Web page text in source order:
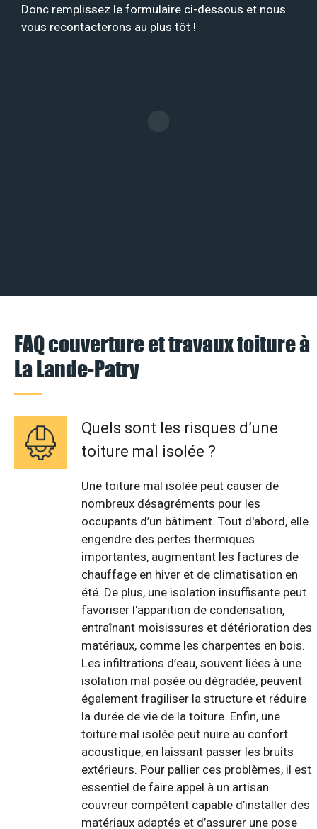
Donc remplissez le formulaire ci-dessous et nous
vous recontacterons au plus tôt !
FAQ couverture et travaux toiture à
La Lande-Patry
Quels sont les risques d’une
toiture mal isolée ?
Une toiture mal isolée peut causer de
nombreux désagréments pour les
occupants d’un bâtiment. Tout d'abord, elle
engendre des pertes thermiques
importantes, augmentant les factures de
chauffage en hiver et de climatisation en
été. De plus, une isolation insuffisante peut
favoriser l'apparition de condensation,
entraînant moisissures et détérioration des
matériaux, comme les charpentes en bois.
Les infiltrations d’eau, souvent liées à une
isolation mal posée ou dégradée, peuvent
également fragiliser la structure et réduire
la durée de vie de la toiture. Enfin, une
toiture mal isolée peut nuire au confort
acoustique, en laissant passer les bruits
extérieurs. Pour pallier ces problèmes, il est
essentiel de faire appel à un artisan
couvreur compétent capable d’installer des
matériaux adaptés et d’assurer une pose